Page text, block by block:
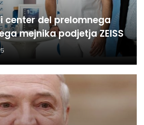
center del prelomnega
mejnika podjetja ZEISS